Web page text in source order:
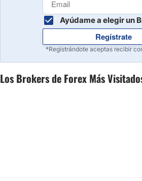
Ayúdame a elegir un
Regístrate
*Registrándote aceptas recibir
Los Brokers de Forex Más